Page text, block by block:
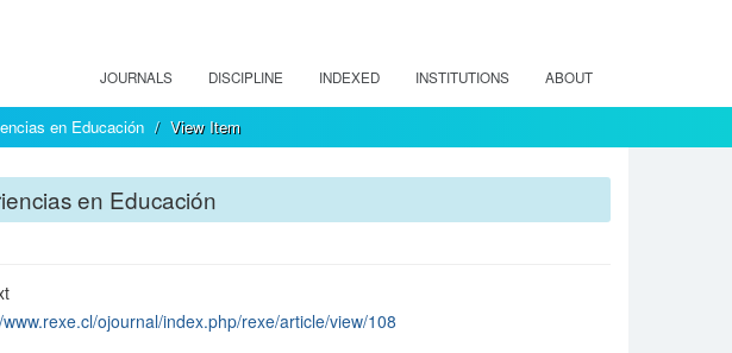
JOURNALS DISCIPLINE INDEXED INSTITUTIONS ABOUT
en Educación View Item
en Educación
ojournal/index.php/rexe/article/view/108